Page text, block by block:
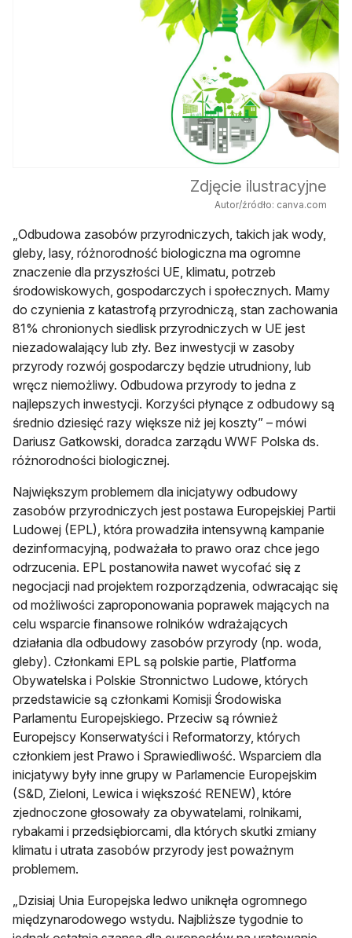
Zdjęcie ilustracyjne
Autor/źródło: canva.com
„Odbudowa zasobów przyrodniczych, takich jak wody,
gleby, lasy, różnorodność biologiczna ma ogromne
znaczenie dla przyszłości UE, klimatu, potrzeb
środowiskowych, gospodarczych i społecznych. Mamy
do czynienia z katastrofą przyrodniczą, stan zachowania
81% chronionych siedlisk przyrodniczych w UE jest
niezadowalający lub zły. Bez inwestycji w zasoby
przyrody rozwój gospodarczy będzie utrudniony, lub
wręcz niemożliwy. Odbudowa przyrody to jedna z
najlepszych inwestycji. Korzyści płynące z odbudowy są
średnio dziesięć razy większe niż jej koszty” – mówi
Dariusz Gatkowski, doradca zarządu WWF Polska ds.
różnorodności biologicznej.
Największym problemem dla inicjatywy odbudowy
zasobów przyrodniczych jest postawa Europejskiej Partii
Ludowej (EPL), która prowadziła intensywną kampanie
dezinformacyjną, podważała to prawo oraz chce jego
odrzucenia. EPL postanowiła nawet wycofać się z
negocjacji nad projektem rozporządzenia, odwracając się
od możliwości zaproponowania poprawek mających na
celu wsparcie finansowe rolników wdrażających
działania dla odbudowy zasobów przyrody (np. woda,
gleby). Członkami EPL są polskie partie, Platforma
Obywatelska i Polskie Stronnictwo Ludowe, których
przedstawicie są członkami Komisji Środowiska
Parlamentu Europejskiego. Przeciw są również
Europejscy Konserwatyści i Reformatorzy, których
członkiem jest Prawo i Sprawiedliwość. Wsparciem dla
inicjatywy były inne grupy w Parlamencie Europejskim
(S&D, Zieloni, Lewica i większość RENEW), które
zjednoczone głosowały za obywatelami, rolnikami,
rybakami i przedsiębiorcami, dla których skutki zmiany
klimatu i utrata zasobów przyrody jest poważnym
problemem.
„Dzisiaj Unia Europejska ledwo uniknęła ogromnego
międzynarodowego wstydu. Najbliższe tygodnie to